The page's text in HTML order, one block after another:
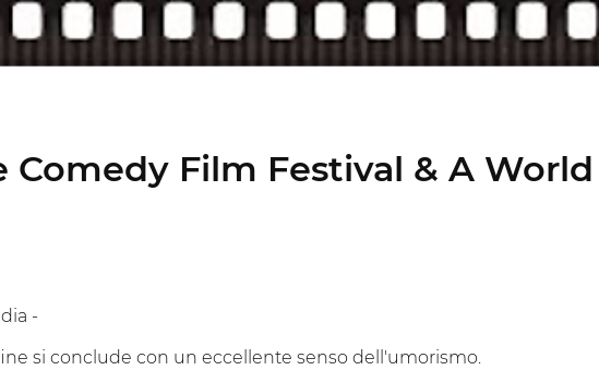
Comedy Film Festival & A
-
si conclude con un eccellente senso dell'umorismo.